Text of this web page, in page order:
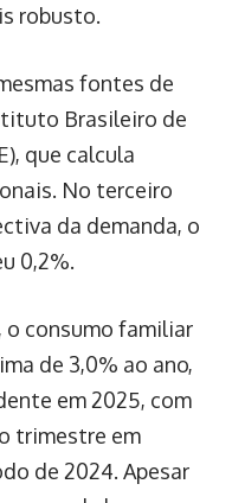
robusto.
fontes de
Brasileiro de
que calcula
No terceiro
da demanda, o
0,2%.
o consumo familiar
de 3,0% ao ano,
em 2025, com
trimestre em
de 2024. Apesar